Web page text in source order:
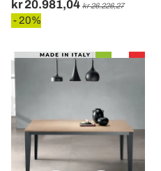
kr 20.981,04 kr 26.226,27
- 20%